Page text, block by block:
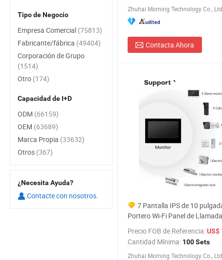
Zhuhai Morning Technology Co., Ltd.
Contacta Ahora
7 Pantalla IPS de 10
Portero Wi-Fi Panel de Llamada
Precio FOB de Referencia:US$
Cantidad Mínima: 100 Sets
Zhuhai Morning Technology Co., Ltd.
Tipo de Negocio
Empresa Comercial (75813)
Fabricante/fábrica (49404)
Corporación de Grupo
(1514)
Otro (174)
Capacidad de I+D
ODM (66159)
OEM (63689)
Marca Propia (33632)
Otros (367)
¿Necesita Ayuda?
Contacte con nosotros.